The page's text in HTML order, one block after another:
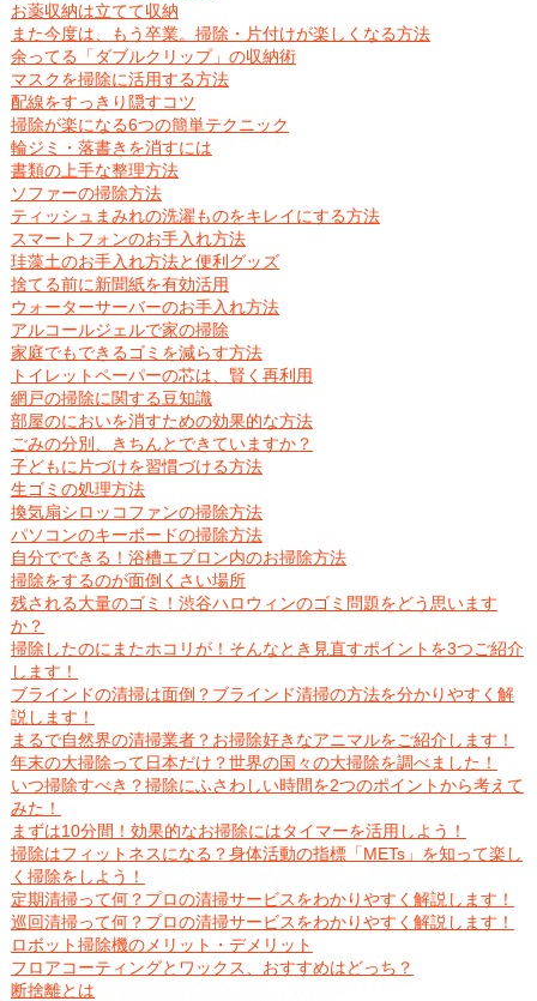
お薬収納は立てて収納
また今度は、もう卒業。掃除・片付けが楽しくなる方法
余ってる「ダブルクリップ」の収納術
マスクを掃除に活用する方法
配線をすっきり隠すコツ
掃除が楽になる6つの簡単テクニック
輪ジミ・落書きを消すには
書類の上手な整理方法
ソファーの掃除方法
ティッシュまみれの洗濯ものをキレイにする方法
スマートフォンのお手入れ方法
珪藻土のお手入れ方法と便利グッズ
捨てる前に新聞紙を有効活用
ウォーターサーバーのお手入れ方法
アルコールジェルで家の掃除
家庭でもできるゴミを減らす方法
トイレットペーパーの芯は、賢く再利用
網戸の掃除に関する豆知識
部屋のにおいを消すための効果的な方法
ごみの分別、きちんとできていますか？
子どもに片づけを習慣づける方法
生ゴミの処理方法
換気扇シロッコファンの掃除方法
パソコンのキーボードの掃除方法
自分でできる！浴槽エプロン内のお掃除方法
掃除をするのが面倒くさい場所
残される大量のゴミ！渋谷ハロウィンのゴミ問題をどう思います
か？
掃除したのにまたホコリが！そんなとき見直すポイントを3つご紹介
します！
ブラインドの清掃は面倒？ブラインド清掃の方法を分かりやすく解
説します！
まるで自然界の清掃業者？お掃除好きなアニマルをご紹介します！
年末の大掃除って日本だけ？世界の国々の大掃除を調べました！
いつ掃除すべき？掃除にふさわしい時間を2つのポイントから考えて
みた！
まずは10分間！効果的なお掃除にはタイマーを活用しよう！
掃除はフィットネスになる？身体活動の指標「METs」を知って楽し
く掃除をしよう！
定期清掃って何？プロの清掃サービスをわかりやすく解説します！
巡回清掃って何？プロの清掃サービスをわかりやすく解説します！
ロボット掃除機のメリット・デメリット
フロアコーティングとワックス、おすすめはどっち？
断捨離とは